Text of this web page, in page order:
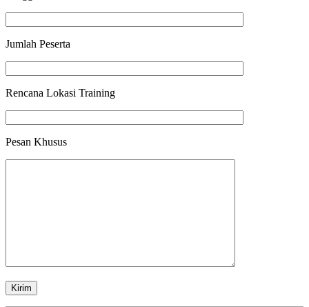
Jumlah Peserta
Rencana Lokasi Training
Pesan Khusus